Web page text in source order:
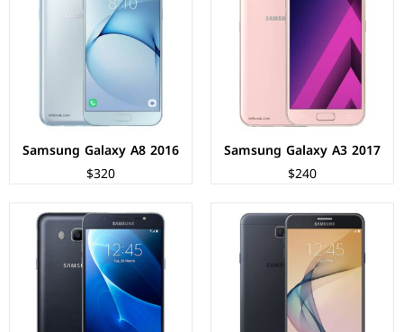
Samsung Galaxy A3 2017
$240
Samsung Galaxy A8 2016
$320
المعالج:Exynos 7870 - ثماني النواة - 14 نانومتر
الكاميرات:خلفية 13 م.ب/ امامية 8 م.ب.
الذاكرة+الرام:
نظام التشغيل:
البطارية:3300 ملي أمبير
عرض المواصفات ←
المعالج:
الكاميرات:
خلفية 13 م.ب/ امامية 5 م.ب.
الذاكرة+الرام:
نظام التشغيل:
عرض المواصفات ←